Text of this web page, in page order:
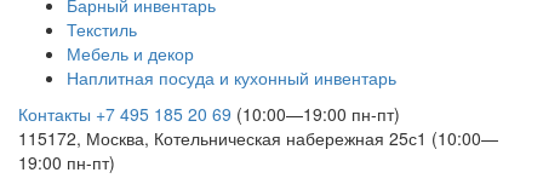
Текстиль
Мебель и декор
Наплитная посуда и кухонный инвентарь
Контакты +7 495 185 20 69 (10:00—19:00 пн-пт)
115172, Москва, Котельническая набережная 25с1 (10:00—
19:00 пн-пт)